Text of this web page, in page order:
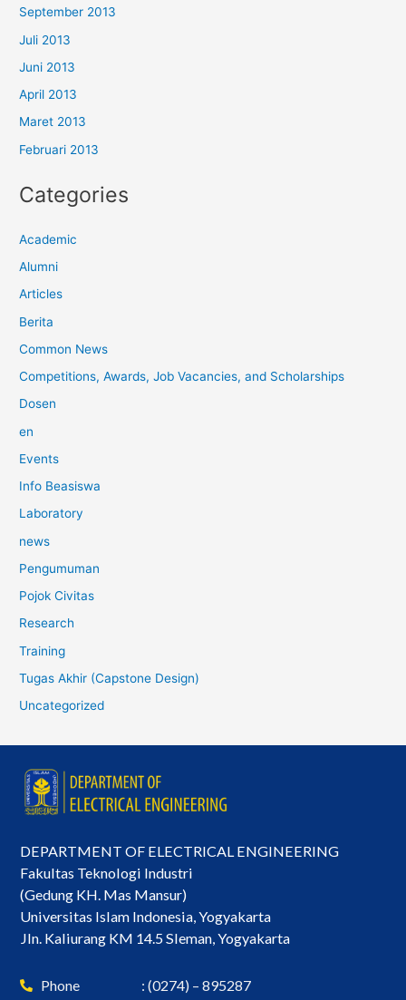
September 2013
Juli 2013
Juni 2013
April 2013
Maret 2013
Februari 2013
Categories
Academic
Alumni
Articles
Berita
Common News
Competitions, Awards, Job Vacancies, and Scholarships
Dosen
en
Events
Info Beasiswa
Laboratory
news
Pengumuman
Pojok Civitas
Research
Training
Tugas Akhir (Capstone Design)
Uncategorized
DEPARTMENT OF ELECTRICAL ENGINEERING
Fakultas Teknologi Industri
(Gedung KH. Mas Mansur)
Universitas Islam Indonesia, Yogyakarta
Jln. Kaliurang KM 14.5 Sleman, Yogyakarta
Phone : (0274) – 895287